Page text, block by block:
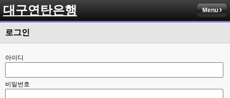
대구연탄은행 Menu
로그인
아이디
비밀번호